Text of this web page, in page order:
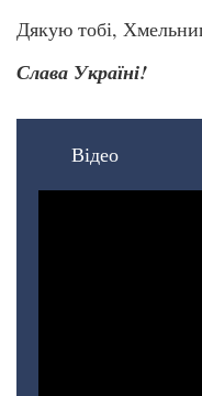
Дякую тобі,
Слава Україні!
Відео